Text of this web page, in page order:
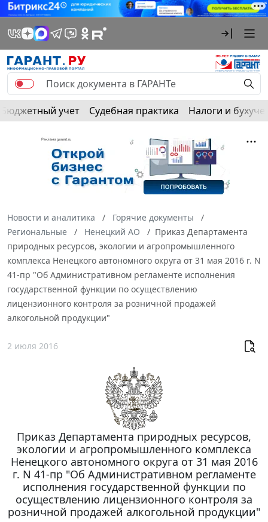
Бюджетный учет Судебная практика Налоги и
Новости и аналитика
Горячие документы
Региональные
Ненецкий АО
Приказ Департамента
природных ресурсов, экологии и агропромышленного
комплекса Ненецкого автономного округа от 31 мая 2016 г. N
41-пр "Об Административном регламенте исполнения
государственной функции по осуществлению
лицензионного контроля за розничной продажей
алкогольной продукции"
2 июля 2016
Приказ Департамента природных ресурсов,
экологии и агропромышленного комплекса
Ненецкого автономного округа от 31 мая 2016
г. N 41-пр "Об Административном регламенте
исполнения государственной функции по
осуществлению лицензионного контроля за
розничной продажей алкогольной продукции"